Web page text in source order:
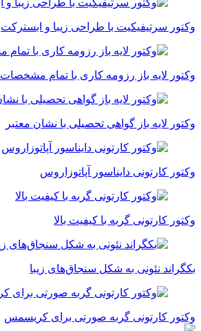
وکتور سرتیفیکیت با طراحی زیبا و ابسترکت
وکتور لایه باز رزومه کاری با تمام مشخصات
وکتور لایه باز گواهی تحصیلی با نشان معتبر
وکتور کارتونی دایناسور آپاتوزاروس
وکتور کارتونی گربه با کیفیت بالا
بکگراند نئونی به شکل سنجاق‌های زیبا
وکتور کارتونی گربه صورتی برای کریسمس